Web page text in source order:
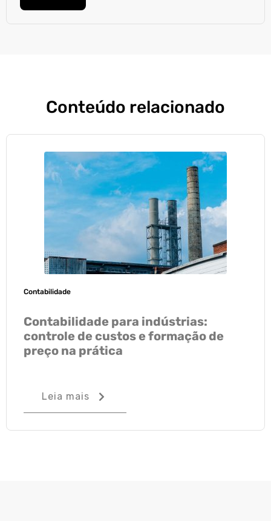
Conteúdo relacionado
Contabilidade
Contabilidade para indústrias:
controle de custos e formação de
preço na prática
Leia mais